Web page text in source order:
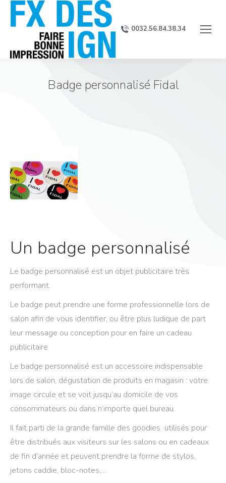
0032.56.84.38.34
Badge personnalisé Fidal
Un badge personnalisé
Le badge personnalisé est un objet publicitaire très
performant.
Le badge peut prendre une forme professionnelle lors de
salon afin de vous identifier, ou être plus ludique de part
leur message ou conception pour en faire un cadeau
publicitaire
Le badge personnalisé est un accessoire indispensable
lors de salon, dégustation de produits en magasin : votre
image circule et se voit jusqu’au domicile de vos
consommateurs ou dans n’importe quel bureau.
Il fait parti de la grande famille des goodies utilisés pour
être distribués aux visiteurs sur les salons ou en cadeaux
de fin d’année et peuvent prendre la forme de stylos,
jetons caddie, bloc-notes,…